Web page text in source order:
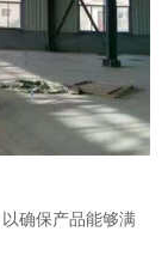
确保产品能够满